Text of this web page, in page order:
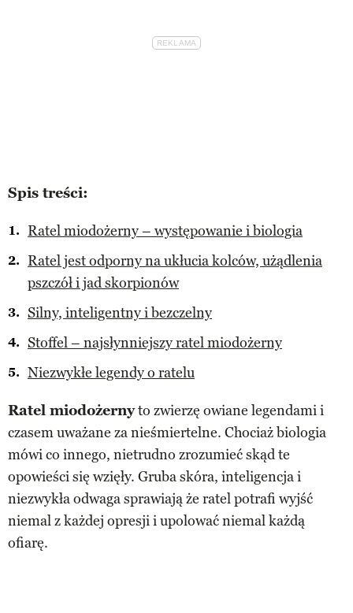
Spis treści:
Ratel miodożerny – występowanie i biologia
Ratel jest odporny na ukłucia kolców, użądlenia
pszczół i jad skorpionów
Silny, inteligentny i bezczelny
Stoffel – najsłynniejszy ratel miodożerny
Niezwykłe legendy o ratelu
Ratel miodożernyto zwierzę owiane legendami i
czasem uważane za nieśmiertelne. Chociaż biologia
mówi co innego, nietrudno zrozumieć skąd te
opowieści się wzięły. Gruba skóra, inteligencja i
niezwykła odwaga sprawiają że ratel potrafi wyjść
niemal z każdej opresji i upolować niemal każdą
ofiarę.